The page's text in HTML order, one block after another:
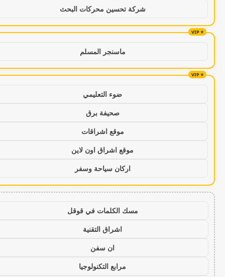
شركة تحسين محركات البحث
ماسنجر المسلم
ضوء التعليمي
صحيفة برق
موقع اشراقات
موقع اشراق اون لاين
اركان سياحة وسفر
مسك الكلمات في قوقل
اشراق التقنية
ان سفن
مرابع التكنولوجيا